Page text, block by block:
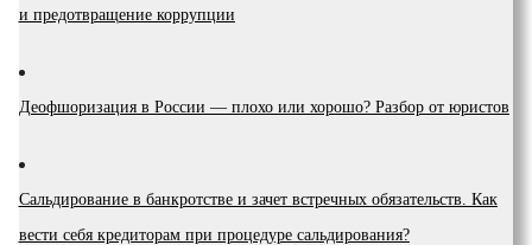
и предотвращение коррупции
Деофшоризация в России — плохо или хорошо? Разбор от юристов
Сальдирование в банкротстве и зачет встречных обязательств. Как
вести себя кредиторам при процедуре сальдирования?